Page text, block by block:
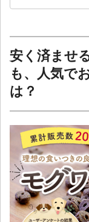
安く済ませ
も、人気で
は？